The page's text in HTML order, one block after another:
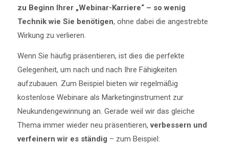
zu Beginn Ihrer „Webinar-Karriere“ – so wenig
Technik wie Sie benötigen, ohne dabei die angestrebte
Wirkung zu verlieren.
Wenn Sie häufig präsentieren, ist dies die perfekte
Gelegenheit, um nach und nach Ihre Fähigkeiten
aufzubauen. Zum Beispiel bieten wir regelmäßig
kostenlose Webinare als Marketinginstrument zur
Neukundengewinnung an. Gerade weil wir das gleiche
Thema immer wieder neu präsentieren,verbessern und
verfeinern wir es ständig – zum Beispiel: